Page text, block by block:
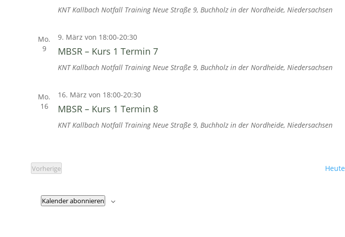
KNT Kallbach Notfall TrainingNeue Straße 9, Buchholz in der Nordheide, Niedersachsen
Mo.
9
MBSR – Kurs 1 Termin 7
9. März von 18:00-20:30
KNT Kallbach Notfall TrainingNeue Straße 9, Buchholz in der Nordheide, Niedersachsen
Mo.
16
MBSR – Kurs 1 Termin 8
16. März von 18:00-20:30
KNT Kallbach Notfall TrainingNeue Straße 9, Buchholz in der Nordheide, Niedersachsen
Vorherige
Veranstaltungen
Heute
Kalender abonnieren